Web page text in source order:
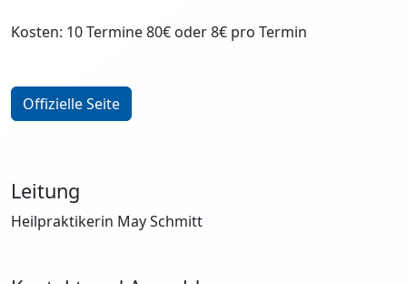
Kosten: 10 Termine 80€ oder 8€ pro Termin
Offizielle Seite
Leitung
Heilpraktikerin May Schmitt